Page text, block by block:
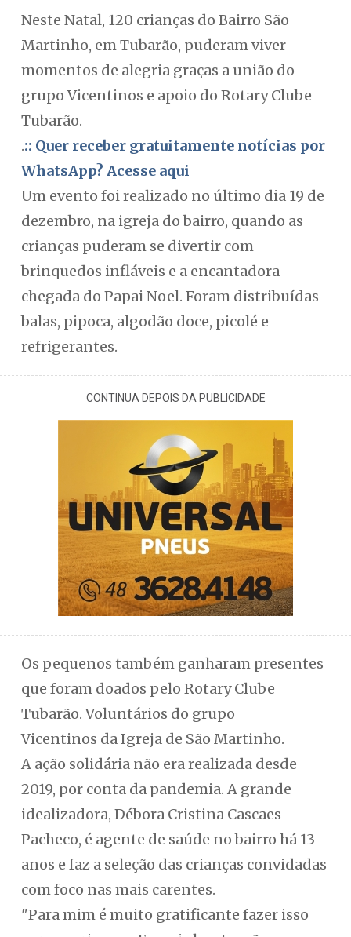
Neste Natal, 120 crianças do Bairro São
Martinho, em Tubarão, puderam viver
momentos de alegria graças a união do
grupo Vicentinos e apoio do Rotary Clube
Tubarão.
.:: Quer receber gratuitamente notícias por
WhatsApp? Acesse aqui
Um evento foi realizado no último dia 19 de
dezembro, na igreja do bairro, quando as
crianças puderam se divertir com
brinquedos infláveis e a encantadora
chegada do Papai Noel. Foram distribuídas
balas, pipoca, algodão doce, picolé e
refrigerantes.
CONTINUA DEPOIS DA PUBLICIDADE
Os pequenos também ganharam presentes
que foram doados pelo Rotary Clube
Tubarão. Voluntários do grupo
Vicentinos da Igreja de São Martinho.
A ação solidária não era realizada desde
2019, por conta da pandemia. A grande
idealizadora, Débora Cristina Cascaes
Pacheco, é agente de saúde no bairro há 13
anos e faz a seleção das crianças convidadas
com foco nas mais carentes.
"Para mim é muito gratificante fazer isso